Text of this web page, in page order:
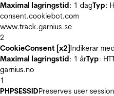
Maximal lagringstid: 1 dagTyp:
consent.cookiebot.com
www.track.garnius.se
2
CookieConsent [x2]Indikerar
Maximal lagringstid: 1 årTyp:
garnius.no
1
PHPSESSIDPreserves user